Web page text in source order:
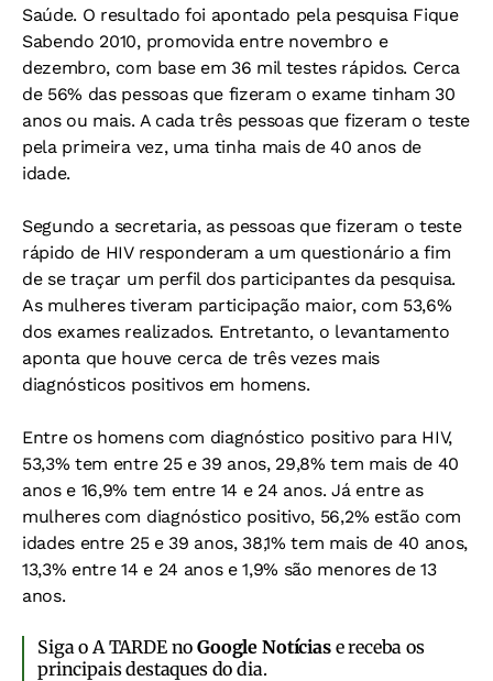
Saúde. O resultado foi apontado pela pesquisa Fique
Sabendo 2010, promovida entre novembro e
dezembro, com base em 36 mil testes rápidos. Cerca
de 56% das pessoas que fizeram o exame tinham 30
anos ou mais. A cada três pessoas que fizeram o teste
pela primeira vez, uma tinha mais de 40 anos de
idade.
Segundo a secretaria, as pessoas que fizeram o teste
rápido de HIV responderam a um questionário a fim
de se traçar um perfil dos participantes da pesquisa.
As mulheres tiveram participação maior, com 53,6%
dos exames realizados. Entretanto, o levantamento
aponta que houve cerca de três vezes mais
diagnósticos positivos em homens.
Entre os homens com diagnóstico positivo para HIV,
53,3% tem entre 25 e 39 anos, 29,8% tem mais de 40
anos e 16,9% tem entre 14 e 24 anos. Já entre as
mulheres com diagnóstico positivo, 56,2% estão com
idades entre 25 e 39 anos, 38,1% tem mais de 40 anos,
13,3% entre 14 e 24 anos e 1,9% são menores de 13
anos.
Siga o A TARDE noGoogle Notíciase receba os
principais destaques do dia.